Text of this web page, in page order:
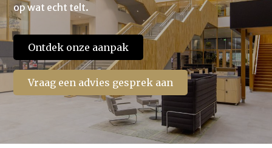
op wat echt telt.
Ontdek onze aanpak
Vraag een advies gesprek aan